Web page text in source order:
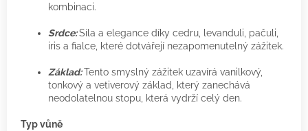
kombinaci.
Srdce:Síla a elegance díky cedru, levanduli, pačuli,
iris a fialce, které dotvářejí nezapomenutelný zážitek.
Základ:Tento smyslný zážitek uzavírá vanilkový,
tonkový a vetiverový základ, který zanechává
neodolatelnou stopu, která vydrží celý den.
Typ vůně